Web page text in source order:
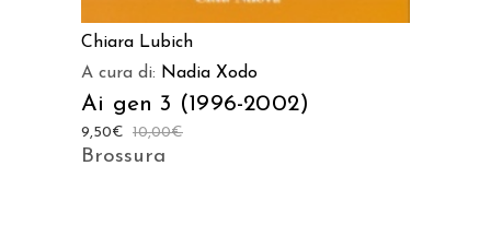
Chiara Lubich
A cura di: Nadia Xodo
Ai gen 3 (1996-2002)
10,00€
9,50€
Brossura